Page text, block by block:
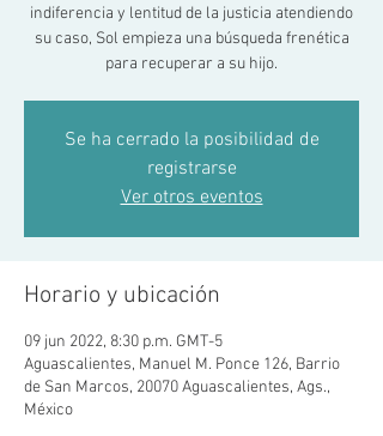
indiferencia y lentitud de la justicia atendiendo
su caso, Sol empieza una búsqueda frenética
para recuperar a su hijo.
Se ha cerrado la posibilidad de
registrarse
Ver otros eventos
Horario y ubicación
09 jun 2022, 8:30 p.m. GMT-5
Aguascalientes, Manuel M. Ponce 126, Barrio
de San Marcos, 20070 Aguascalientes, Ags.,
México